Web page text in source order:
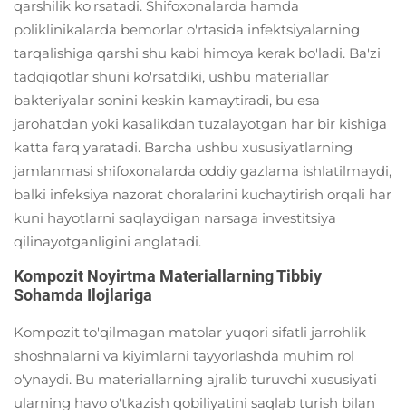
qarshilik ko'rsatadi. Shifoxonalarda hamda
poliklinikalarda bemorlar o'rtasida infektsiyalarning
tarqalishiga qarshi shu kabi himoya kerak bo'ladi. Ba'zi
tadqiqotlar shuni ko'rsatdiki, ushbu materiallar
bakteriyalar sonini keskin kamaytiradi, bu esa
jarohatdan yoki kasalikdan tuzalayotgan har bir kishiga
katta farq yaratadi. Barcha ushbu xususiyatlarning
jamlanmasi shifoxonalarda oddiy gazlama ishlatilmaydi,
balki infeksiya nazorat choralarini kuchaytirish orqali har
kuni hayotlarni saqlaydigan narsaga investitsiya
qilinayotganligini anglatadi.
Kompozit Noyirtma Materiallarning Tibbiy
Sohamda Ilojlariga
Kompozit to'qilmagan matolar yuqori sifatli jarrohlik
shoshnalarni va kiyimlarni tayyorlashda muhim rol
o'ynaydi. Bu materiallarning ajralib turuvchi xususiyati
ularning havo o'tkazish qobiliyatini saqlab turish bilan